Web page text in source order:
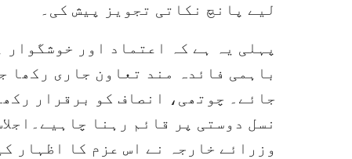
لیے پانچ نکاتی تجویز پیش کی۔
پہلی یہ ہے کہ اعتماد اور
باہمی فائدہ مند تعاون جاری رکھا
جائے۔ چوتھی، انصاف کو برقرار
نسل دوستی پر قائم رہنا
وزرائے خارجہ نے اس عزم کا اظہار